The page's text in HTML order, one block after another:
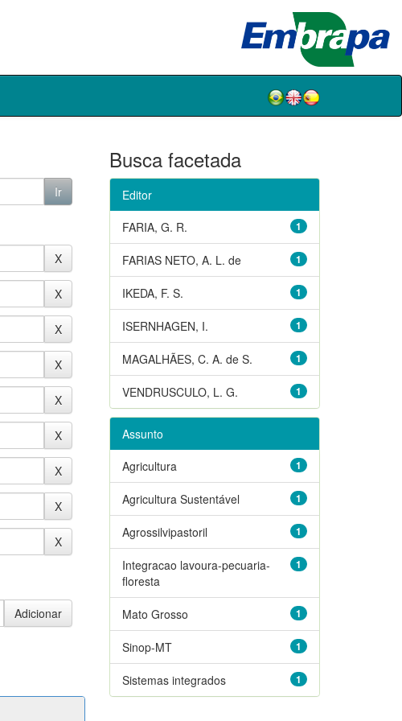
Busca facetada
Editor
1
FARIA, G. R.
1
FARIAS NETO, A. L. de
1
IKEDA, F. S.
1
ISERNHAGEN, I.
1
MAGALHÃES, C. A. de S.
1
VENDRUSCULO, L. G.
Assunto
1
Agricultura
1
Agricultura Sustentável
1
Agrossilvipastoril
1
Integracao lavoura-pecuaria-
floresta
1
Mato Grosso
1
Sinop-MT
1
Sistemas integrados